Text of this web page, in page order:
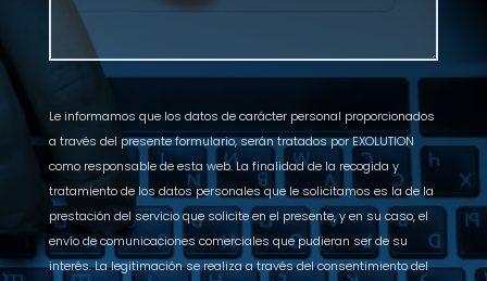
Le informamos que los datos de carácter personal proporcionados
a través del presente formulario, serán tratados por EXOLUTION
como responsable de esta web. La finalidad de la recogida y
tratamiento de los datos personales que le solicitamos es la de la
prestación del servicio que solicite en el presente, y en su caso, el
envío de comunicaciones comerciales que pudieran ser de su
interés. La legitimación se realiza a través del consentimiento del